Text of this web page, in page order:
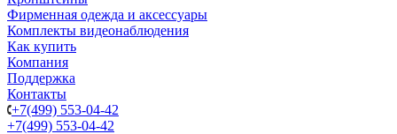
Фирменная одежда и аксессуары
Комплекты видеонаблюдения
Как купить
Компания
Поддержка
Контакты
+7(499) 553-04-42
+7(499) 553-04-42